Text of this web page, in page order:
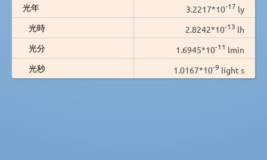
光年
3.2217*10-17 ly
光時
2.8242*10-13 lh
光分
1.6945*10-11 lmin
光秒
1.0167*10-9 light s